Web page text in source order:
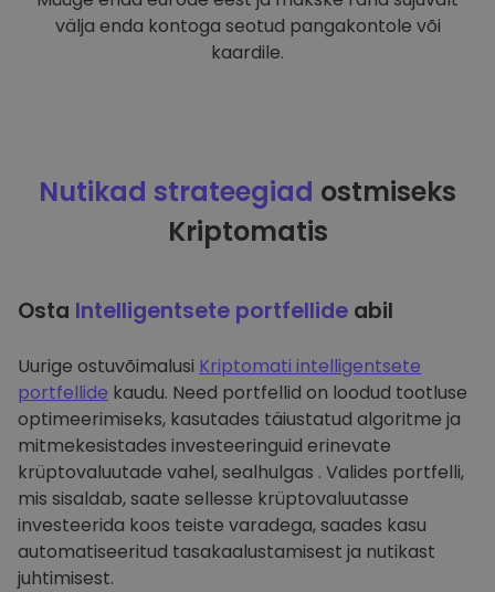
välja enda kontoga seotud pangakontole või
kaardile.
Nutikad strateegiad ostmiseks
Kriptomatis
Osta Intelligentsete portfellide abil
Uurige ostuvõimalusi Kriptomati intelligentsete
portfellide kaudu. Need portfellid on loodud tootluse
optimeerimiseks, kasutades täiustatud algoritme ja
mitmekesistades investeeringuid erinevate
krüptovaluutade vahel, sealhulgas . Valides portfelli,
mis sisaldab, saate sellesse krüptovaluutasse
investeerida koos teiste varadega, saades kasu
automatiseeritud tasakaalustamisest ja nutikast
juhtimisest.